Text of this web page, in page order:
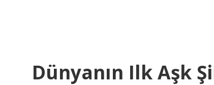
Dünyanın Ilk Aşk